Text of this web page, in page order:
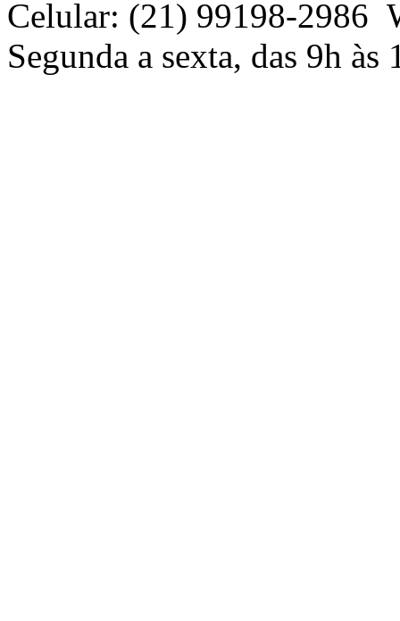
Celular: (21) 99198-2986
Segunda a sexta, das 9h às